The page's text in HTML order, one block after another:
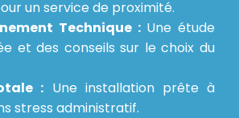
un service de proximité.
Technique :Une étude
et des conseils sur le choix du
: Une installation prête à
stress administratif.